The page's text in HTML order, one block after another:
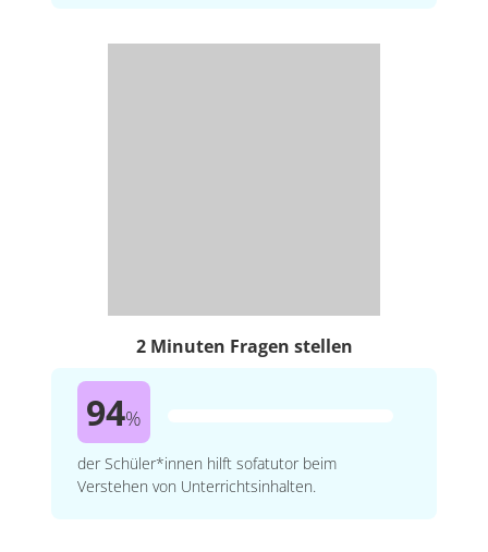
2 Minuten Fragen stellen
94%
der Schüler*innen hilft sofatutor beim
Verstehen von Unterrichtsinhalten.